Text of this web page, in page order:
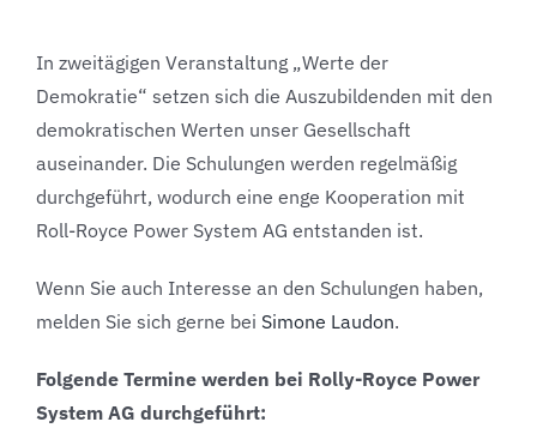
In zweitägigen Veranstaltung „Werte der
Demokratie“ setzen sich die Auszubildenden mit den
demokratischen Werten unser Gesellschaft
auseinander. Die Schulungen werden regelmäßig
durchgeführt, wodurch eine enge Kooperation mit
Roll-Royce Power System AG entstanden ist.
Wenn Sie auch Interesse an den Schulungen haben,
melden Sie sich gerne bei Simone Laudon.
Folgende Termine werden bei Rolly-Royce Power
System AG durchgeführt: